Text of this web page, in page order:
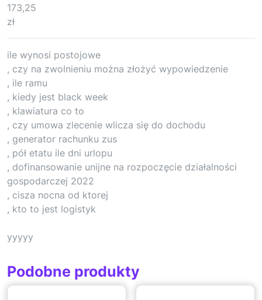
173,25
zł
ile wynosi postojowe
, czy na zwolnieniu można złożyć wypowiedzenie
, ile ramu
, kiedy jest black week
, klawiatura co to
, czy umowa zlecenie wlicza się do dochodu
, generator rachunku zus
, pół etatu ile dni urlopu
, dofinansowanie unijne na rozpoczęcie działalności
gospodarczej 2022
, cisza nocna od ktorej
, kto to jest logistyk
yyyyy
Podobne produkty